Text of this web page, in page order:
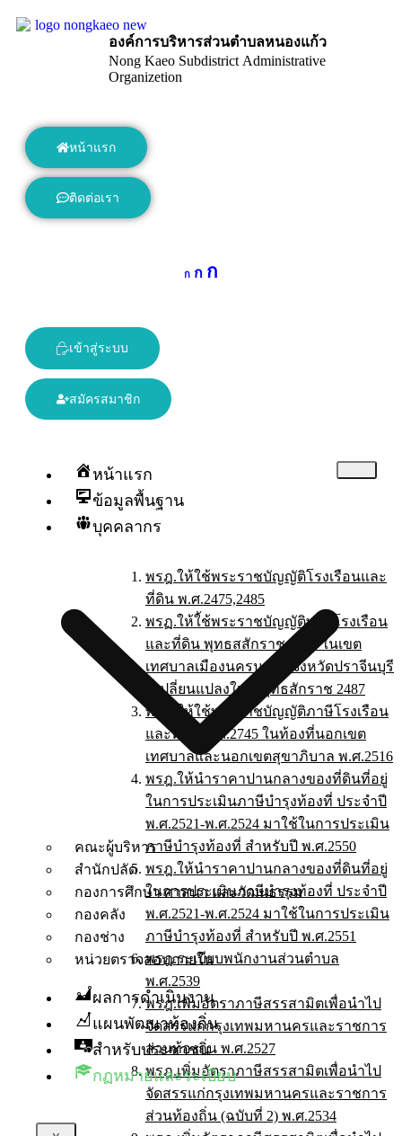
องค์การบริหารส่วนตำบลหนองแก้ว
Nong Kaeo Subdistrict Administrative
Organizetion
หน้าแรก
ติดต่อเรา
ก ก ก
เข้าสู่ระบบ
สมัครสมาชิก
หน้าแรก
ข้อมูลพื้นฐาน
บุคคลากร
คณะผู้บริหาร
สำนักปลัด
กองการศึกษา ศาสนา และวัฒนธรรม
กองคลัง
กองช่าง
หน่วยตรวจสอบภายใน
ผลการดำเนินงาน
แผนพัฒนาท้องถิ่น
สำหรับประชาชน
กฏหมายและระเบียบ
พรฎ.ให้ใช้พระราชบัญญัติโรงเรือนและ
ที่ดิน พ.ศ.2475,2485
พรฏ.ให้ใ้ช้พระราชบัญญัติพาสีโรงเรือน
และที่ดิน พุทธสสักราช 2475 ในเขต
เทศบาลเมืองนครนายก จังหวัดปราจีนบุรี
ที่เปลี่ยนแปลงใหม่ พุทธสักราช 2487
พรฎ.ให้ใช้พระราชบัญญัติภาษีโรงเรือน
และที่ดิน พ.ศ.2745 ในท้องที่นอกเขต
เทศบาลและนอกเขตสุขาภิบาล พ.ศ.2516
พรฎ.ให้นำราคาปานกลางของที่ดินที่อยู่
ในการประเมินภาษีบำรุงท้องที่ ประจำปี
พ.ศ.2521-พ.ศ.2524 มาใช้ในการประเมิน
ภาษีบำรุงท้องที่ สำหรับปี พ.ศ.2550
พรฎ.ให้นำราคาปานกลางของที่ดินที่อยู่
ในการประเมินภาษีบำรุงท้องที่ ประจำปี
พ.ศ.2521-พ.ศ.2524 มาใช้ในการประเมิน
ภาษีบำรุงท้องที่ สำหรับปี พ.ศ.2551
พรฎ.ระเบียบพนักงานส่วนตำบล
พ.ศ.2539
พรฎ.เพิ่มอัตราภาษีสรรสามิตเพื่อนำไป
จัดสรรแก่กรุงเทพมหานครและราชการ
ส่วนท้องถิ่น พ.ศ.2527
พรฎ.เพิ่มอัตราภาษีสรรสามิตเพื่อนำไป
จัดสรรแก่กรุงเทพมหานครและราชการ
ส่วนท้องถิ่น (ฉบับที่ 2) พ.ศ.2534